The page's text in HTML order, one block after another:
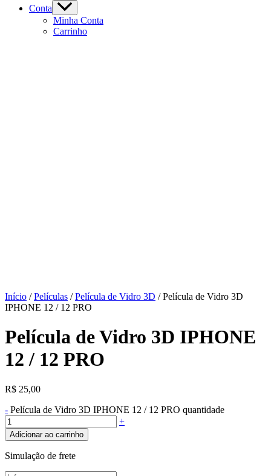
Conta
Minha Conta
Carrinho
Início /Películas /Película de Vidro 3D / Película de Vidro 3D
IPHONE 12 / 12 PRO
Película de Vidro 3D IPHONE
12 / 12 PRO
R$ 25,00
- Película de Vidro 3D IPHONE 12 / 12 PRO quantidade
+
Adicionar ao carrinho
Simulação de frete